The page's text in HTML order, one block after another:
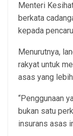
Menteri
berkata
kepada
Menurutnya,
rakyat untuk
asas yang
“Penggunaan
bukan satu
insurans asas